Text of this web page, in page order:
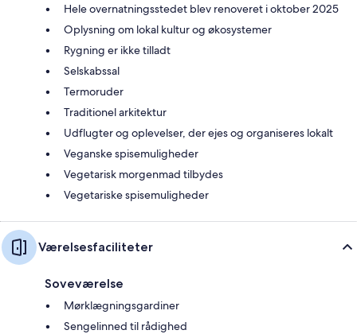
Hele overnatningsstedet blev renoveret i oktober 2025
Oplysning om lokal kultur og økosystemer
Rygning er ikke tilladt
Selskabssal
Termoruder
Traditionel arkitektur
Udflugter og oplevelser, der ejes og organiseres lokalt
Veganske spisemuligheder
Vegetarisk morgenmad tilbydes
Vegetariske spisemuligheder
Værelsesfaciliteter
Soveværelse
Mørklægningsgardiner
Sengelinned til rådighed